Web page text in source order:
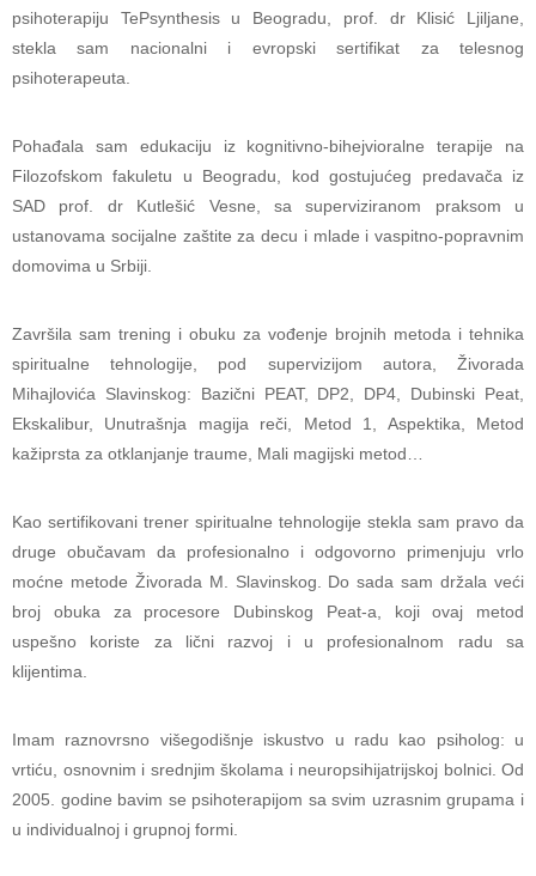
psihoterapiju TePsynthesis u Beogradu, prof. dr Klisić Ljiljane,
stekla sam nacionalni i evropski sertifikat za telesnog
psihoterapeuta.
Pohađala sam edukaciju iz kognitivno-bihejvioralne terapije na
Filozofskom fakuletu u Beogradu, kod gostujućeg predavača iz
SAD prof. dr Kutlešić Vesne, sa superviziranom praksom u
ustanovama socijalne zaštite za decu i mlade i vaspitno-popravnim
domovima u Srbiji.
Završila sam trening i obuku za vođenje brojnih metoda i tehnika
spiritualne tehnologije, pod supervizijom autora, Živorada
Mihajlovića Slavinskog: Bazični PEAT, DP2, DP4, Dubinski Peat,
Ekskalibur, Unutrašnja magija reči, Metod 1, Aspektika, Metod
kažiprsta za otklanjanje traume, Mali magijski metod…
Kao sertifikovani trener spiritualne tehnologije stekla sam pravo da
druge obučavam da profesionalno i odgovorno primenjuju vrlo
moćne metode Živorada M. Slavinskog. Do sada sam držala veći
broj obuka za procesore Dubinskog Peat-a, koji ovaj metod
uspešno koriste za lični razvoj i u profesionalnom radu sa
klijentima.
Imam raznovrsno višegodišnje iskustvo u radu kao psiholog: u
vrtiću, osnovnim i srednjim školama i neuropsihijatrijskoj bolnici. Od
2005. godine bavim se psihoterapijom sa svim uzrasnim grupama i
u individualnoj i grupnoj formi.